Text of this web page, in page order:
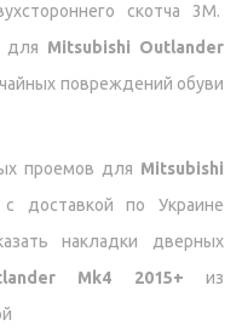
скотча 3М.
для Mitsubishi Outlander
повреждений обуви
проемов для Mitsubishi
доставкой по Украине
накладки дверных
Mk4 2015+ из